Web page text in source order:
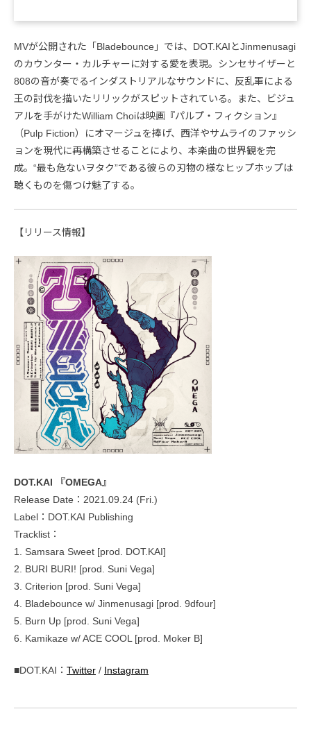
MVが公開された「Bladebounce」では、DOT.KAIとJinmenusagi
のカウンター・カルチャーに対する愛を表現。シンセサイザーと
808の音が奏でるインダストリアルなサウンドに、反乱軍による
王の討伐を描いたリリックがスピットされている。また、ビジュ
アルを手がけたWilliam Choiは映画『パルプ・フィクション』
（Pulp Fiction）にオマージュを捧げ、西洋やサムライのファッシ
ョンを現代に再構築させることにより、本楽曲の世界観を完
成。“最も危ないヲタク”である彼らの刃物の様なヒップホップは
聴くものを傷つけ魅了する。
【リリース情報】
DOT.KAI 『OMEGA』
Release Date：2021.09.24 (Fri.)
Label：DOT.KAI Publishing
Tracklist：
1. Samsara Sweet [prod. DOT.KAI]
2. BURI BURI! [prod. Suni Vega]
3. Criterion [prod. Suni Vega]
4. Bladebounce w/ Jinmenusagi [prod. 9dfour]
5. Burn Up [prod. Suni Vega]
6. Kamikaze w/ ACE COOL [prod. Moker B]
■DOT.KAI： Twitter / Instagram